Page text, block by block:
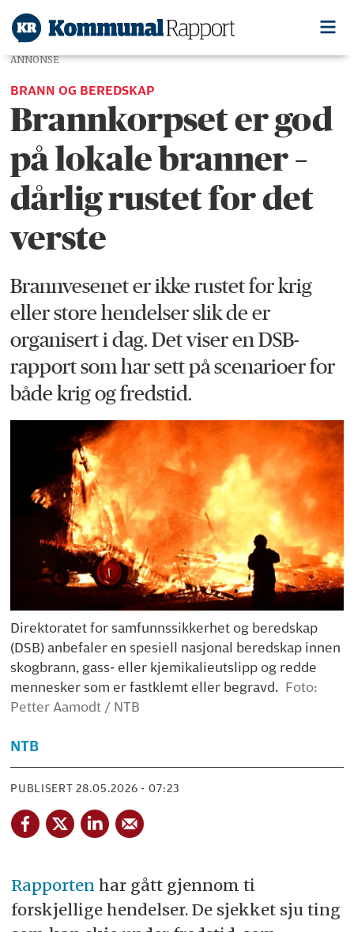
ANNONSE
BRANN OG BEREDSKAP
Brannkorpset er god
på lokale branner –
dårlig rustet for det
verste
Brannvesenet er ikke rustet for krig
eller store hendelser slik de er
organisert i dag. Det viser en DSB-
rapport som har sett på scenarioer for
både krig og fredstid.
Direktoratet for samfunnssikkerhet og beredskap
(DSB) anbefaler en spesiell nasjonal beredskap innen
skogbrann, gass- eller kjemikalieutslipp og redde
mennesker som er fastklemt eller begravd. Foto:
Petter Aamodt / NTB
NTB
PUBLISERT 28.05.2026 - 07:23
Rapporten har gått gjennom ti
forskjellige hendelser. De sjekket sju ting